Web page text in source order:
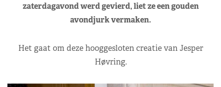
zaterdagavond werd gevierd, liet ze een gouden
avondjurk vermaken.
Het gaat om deze hooggesloten creatie van Jesper
Høvring.